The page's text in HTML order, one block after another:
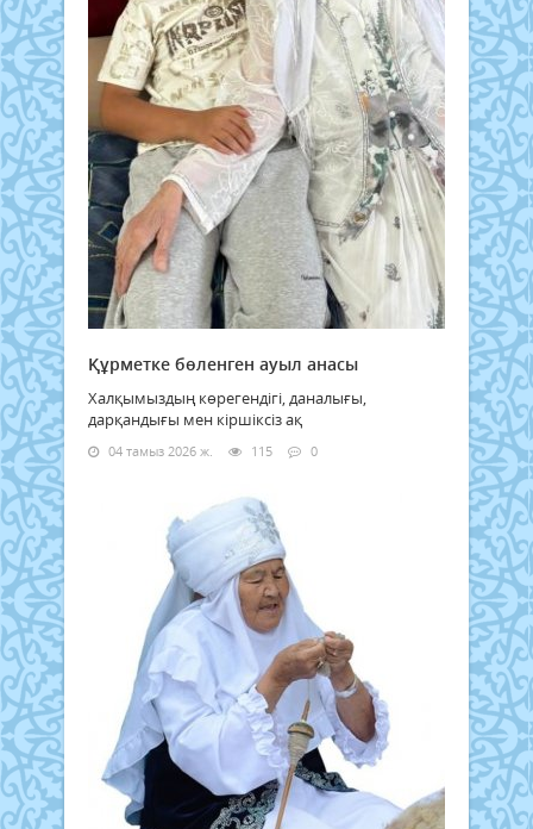
Құрметке бөленген ауыл анасы
Халқымыздың көрегендігі, даналығы,
дарқандығы мен кіршіксіз ақ
04 тамыз 2026 ж. 115 0